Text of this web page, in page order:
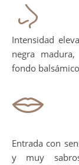
Intensidad
negra
fondo
Entrada con
y muy